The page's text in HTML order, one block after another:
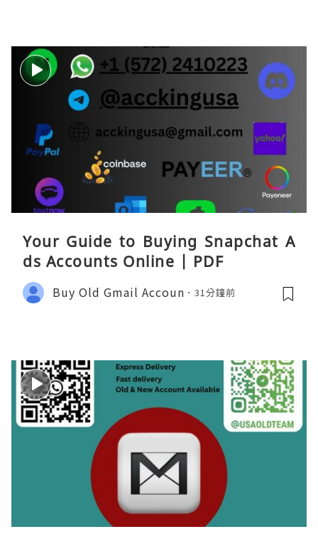
Your Guide to Buying Snapchat A
ds Accounts Online | PDF
Buy Old Gmail Accoun 31分鐘前